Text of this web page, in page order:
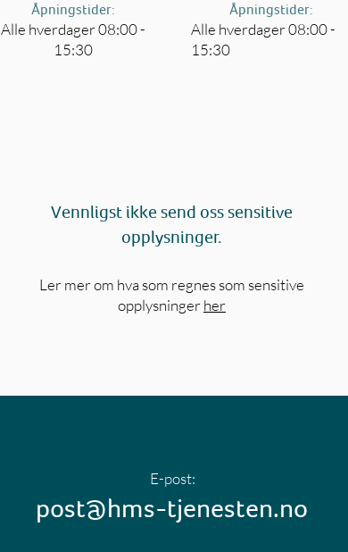
Åpningstider:
Alle hverdager 08:00 -
15:30
Åpningstider:
Alle hverdager 08:00 -
15:30
Vennligst ikke send oss sensitive
opplysninger.
Ler mer om hva som regnes som sensitive
opplysningerher
E-post:
post@hms-tjenesten.no